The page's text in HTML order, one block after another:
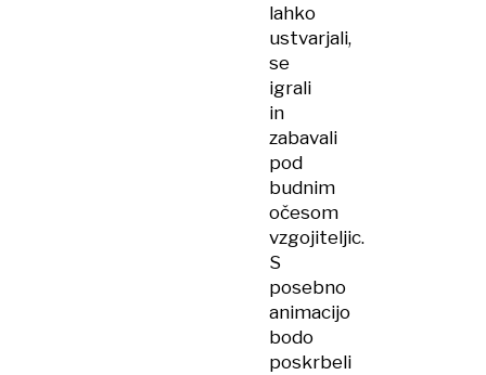
lahko
ustvarjali,
se
igrali
in
zabavali
pod
budnim
očesom
vzgojiteljic.
S
posebno
animacijo
bodo
poskrbeli